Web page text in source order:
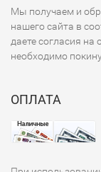
Мы получаем и
нашего сайта в
даете согласия
необходимо
ОПЛАТА